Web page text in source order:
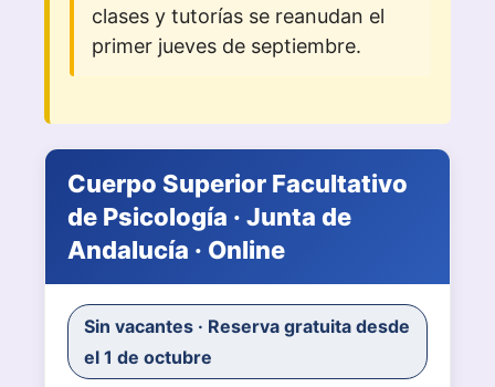
clases y tutorías se reanudan el
primer jueves de septiembre.
Cuerpo Superior Facultativo
de Psicología · Junta de
Andalucía · Online
Sin vacantes · Reserva gratuita desde
el 1 de octubre